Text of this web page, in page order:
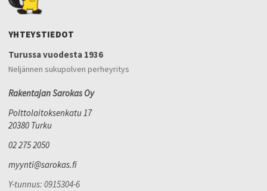
YHTEYSTIEDOT
Turussa vuodesta 1936
Neljännen sukupolven perheyritys
Rakentajan Sarokas Oy
Polttolaitoksenkatu 17
20380 Turku
02 275 2050
myynti@sarokas.fi
Y-tunnus: 0915304-6